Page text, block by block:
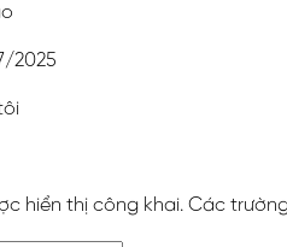
2025
hiển thị công khai. Các